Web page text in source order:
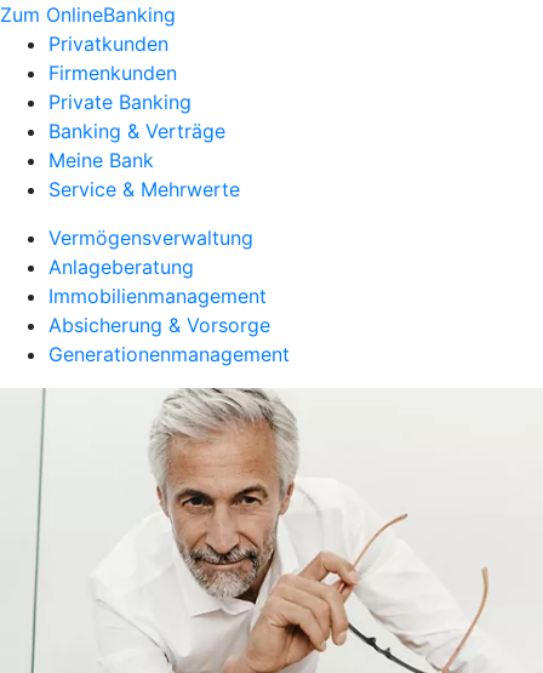
Zum OnlineBanking
Privatkunden
Firmenkunden
Private Banking
Banking & Verträge
Meine Bank
Service & Mehrwerte
Vermögensverwaltung
Anlageberatung
Immobilienmanagement
Absicherung & Vorsorge
Generationenmanagement